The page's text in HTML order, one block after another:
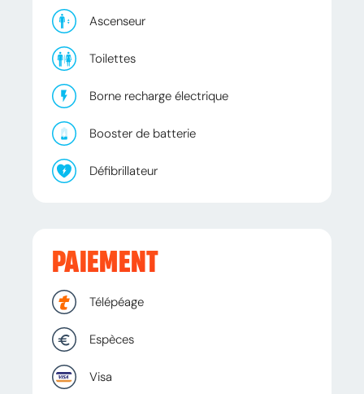
Ascenseur
Toilettes
Borne recharge électrique
Booster de batterie
Défibrillateur
PAIEMENT
Télépéage
Espèces
Visa